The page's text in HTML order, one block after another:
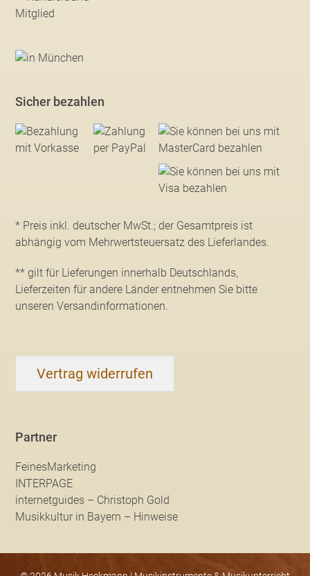
Sicher bezahlen
* Preis inkl. deutscher MwSt.; der Gesamtpreis ist
abhängig vom Mehrwertsteuersatz des Lieferlandes.
** gilt für Lieferungen innerhalb Deutschlands,
Lieferzeiten für andere Länder entnehmen Sie bitte
unseren Versandinformationen.
Vertrag widerrufen
Partner
FeinesMarketing
INTERPAGE
internetguides – Christoph Gold
Musikkultur in Bayern – Hinweise